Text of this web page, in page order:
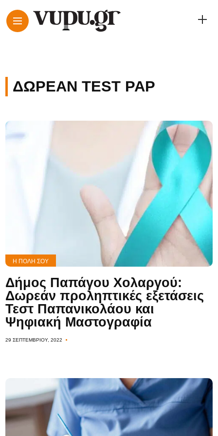
ΔΩΡΕΆΝ TEST PAP
Η ΠΌΛΗ ΣΟΥ
Δήμος Παπάγου Χολαργού:
Δωρεάν προληπτικές εξετάσεις
Τεστ Παπανικολάου και
Ψηφιακή Μαστογραφία
29 ΣΕΠΤΕΜΒΡΊΟΥ, 2022